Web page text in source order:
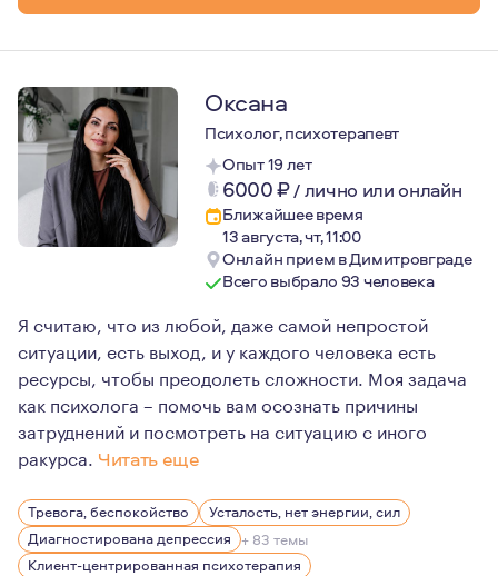
Оксана
Психолог, психотерапевт
Опыт 19 лет
6000₽/лично или онлайн
Ближайшее время
13 августа, чт, 11:00
Онлайн прием в Димитровграде
Всего выбрало 93 человека
Я считаю, что из любой, даже самой непростой
ситуации, есть выход, и у каждого человека есть
ресурсы, чтобы преодолеть сложности. Моя задача
как психолога – помочь вам осознать причины
затруднений и посмотреть на ситуацию с иного
ракурса. Читать еще
Психотерапия для меня - это и работа, и образ
Тревога, беспокойство
Усталость, нет энергии, сил
Диагностирована депрессия + 83 темы
Клиент-центрированная психотерапия